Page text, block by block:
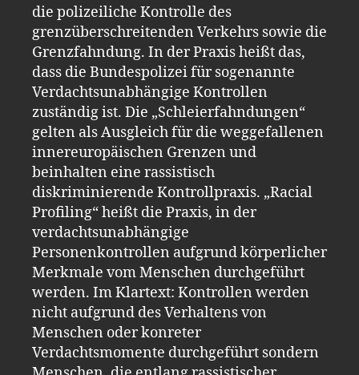
die polizeiliche Kontrolle des
grenzüberschreitenden Verkehrs sowie die
Grenzfahndung. In der Praxis heißt das,
dass die Bundespolizei für sogenannte
Verdachtsunabhängige Kontrollen
zuständig ist. Die „Schleierfahndungen“
gelten als Ausgleich für die weggefallenen
innereuropäischen Grenzen und
beinhalten eine rassistisch
diskriminierende Kontrollpraxis. „Racial
Profiling“ heißt die Praxis, in der
verdachtsunabhängige
Personenkontrollen aufgrund körperlicher
Merkmale vom Menschen durchgeführt
werden. Im Klartext: Kontrollen werden
nicht aufgrund des Verhaltens von
Menschen oder konreter
Verdachtsmomente durchgeführt sondern